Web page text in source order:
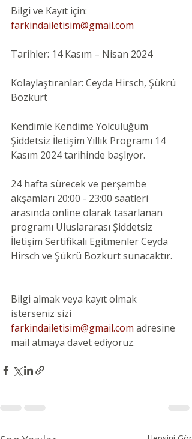
Bilgi ve Kayıt için:
farkindailetisim@gmail.com
Tarihler: 14 Kasım – Nisan 2024
Kolaylaştıranlar: Ceyda Hirsch, Şükrü
Bozkurt
Kendimle Kendime Yolculuğum
Şiddetsiz İletişim Yıllık Programı 14
Kasım 2024 tarihinde başlıyor.
24 hafta sürecek ve perşembe
akşamları 20:00 - 23:00 saatleri
arasında online olarak tasarlanan
programı Uluslararası Şiddetsiz
İletişim Sertifikalı Egitmenler Ceyda
Hirsch ve Şükrü Bozkurt sunacaktır.
Bilgi almak veya kayıt olmak
isterseniz sizi
farkindailetisim@gmail.com adresine
mail atmaya davet ediyoruz.